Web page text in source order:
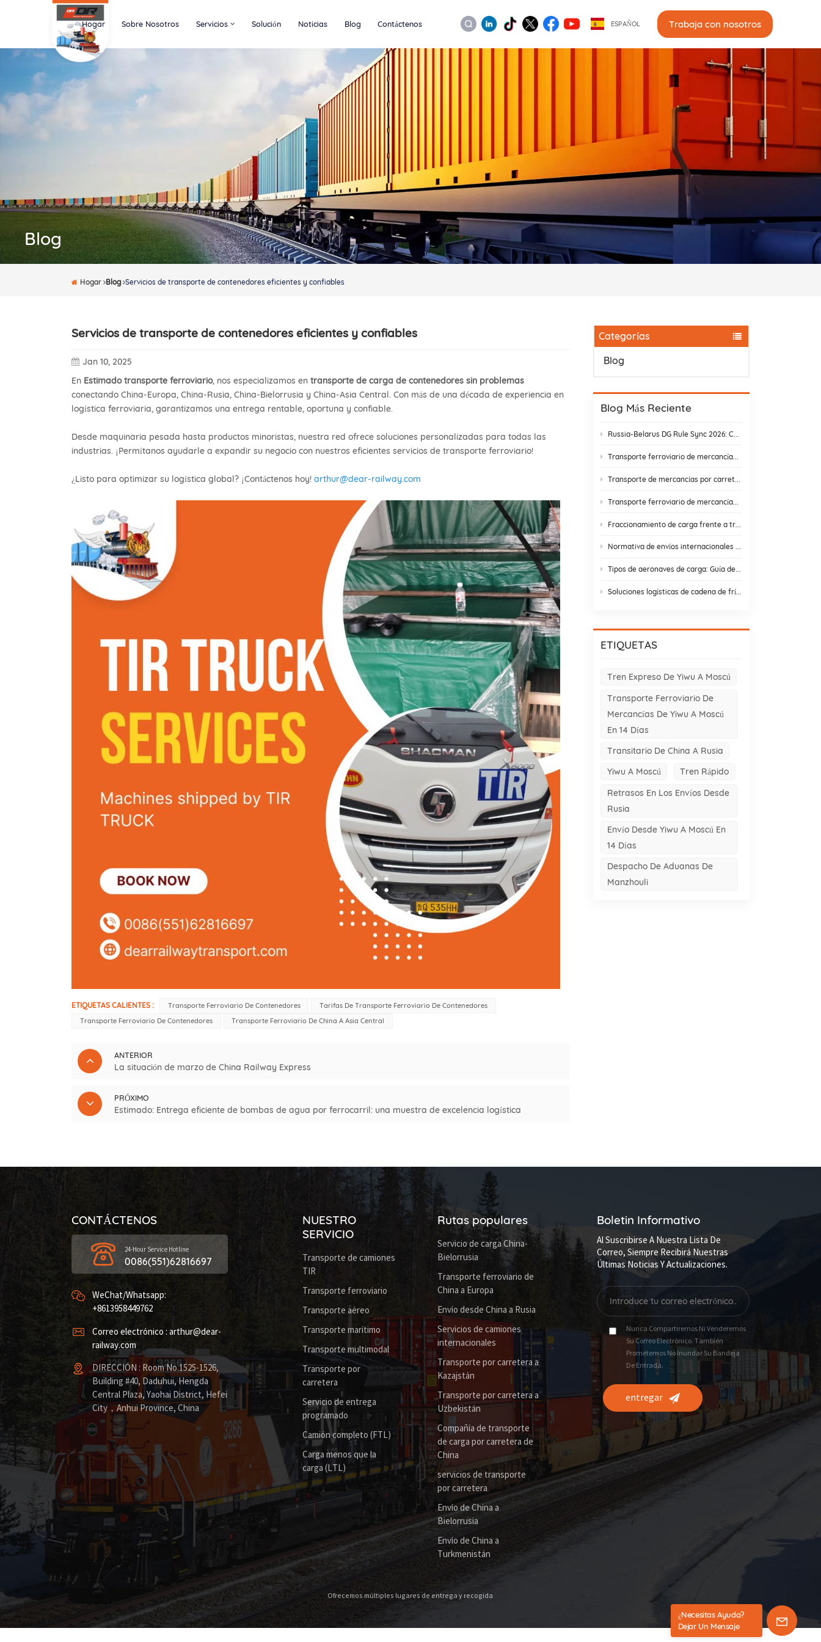
Hogar Sobre Nosotros Servicios Solución Noticias Blog Contáctenos ESPAÑOL Trabaja con nosotros
Blog
Hogar Blog Servicios de transporte de contenedores eficientes y confiables
Categorías
Blog
Blog Más Reciente
Normativa de envíos internacionales y cumplimiento normativo en el comercio electrónico | DR Trans
Tipos de aeronaves de carga: Guía de variantes de aviones de carga para el comercio entre Asia y Europa
Soluciones logísticas de cadena de frío: 9 elementos esenciales y estrategias de diseño
ETIQUETAS
Tren Expreso De Yiwu A Moscú
Transporte Ferroviario De
Mercancías De Yiwu A Moscú
En 14 Días
Transitario De China A Rusia
Yiwu A Moscú
Tren Rápido
Retrasos En Los Envíos Desde
Rusia
Envío Desde Yiwu A Moscú En
14 Días
Despacho De Aduanas De
Manzhouli
Servicios de transporte de contenedores eficientes y confiables
Jan 10, 2025
En Estimado transporte ferroviario, nos especializamos entransporte de carga de contenedores sin problemas
conectando China-Europa, China-Rusia, China-Bielorrusia y China-Asia Central. Con más de una década de experiencia en
logística ferroviaria, garantizamos una entrega rentable, oportuna y confiable.
Desde maquinaria pesada hasta productos minoristas, nuestra red ofrece soluciones personalizadas para todas las
industrias. ¡Permítanos ayudarle a expandir su negocio con nuestros eficientes servicios de transporte ferroviario!
¿Listo para optimizar su logística global? ¡Contáctenos hoy! arthur@dear-railway.com
ETIQUETAS CALIENTES : Transporte Ferroviario De Contenedores
Tarifas De Transporte Ferroviario De Contenedores
Transporte Ferroviario De Contenedores
Transporte Ferroviario De China A Asia Central
ANTERIOR
La situación de marzo de China Railway Express
PRÓXIMO
Estimado: Entrega eficiente de bombas de agua por ferrocarril: una muestra de excelencia logística
CONTÁCTENOS
24-Hour Service Hotline
0086(551)62816697
WeChat/Whatsapp:
+8613958449762
Correo electrónico : arthur@dear-
railway.com
DIRECCIÓN : Room No.1525-1526,
Building #40, Daduhui, Hengda
Central Plaza, Yaohai District, Hefei
City，Anhui Province, China
NUESTRO
SERVICIO
Transporte de camiones
TIR
Transporte ferroviario
Transporte aéreo
Transporte marítimo
Transporte multimodal
Transporte por
carretera
Servicio de entrega
programado
Camión completo (FTL)
Carga menos que la
carga (LTL)
Rutas populares
Servicio de carga China-
Bielorrusia
Transporte ferroviario de
China a Europa
Envío desde China a Rusia
Servicios de camiones
internacionales
Transporte por carretera a
Kazajstán
Transporte por carretera a
Uzbekistán
Compañía de transporte
de carga por carretera de
China
servicios de transporte
por carretera
Envío de China a
Bielorrusia
Envío de China a
Turkmenistán
Boletin Informativo
Al Suscribirse A Nuestra Lista De
Correo, Siempre Recibirá Nuestras
Últimas Noticias Y Actualizaciones.
Nunca Compartiremos Ni Venderemos
Su Correo Electrónico. También
Prometemos No Inundar Su Bandeja
De Entrada.
entregar
Ofrecemos múltiples lugares de entrega y recogida
¿Necesitas Ayuda?
Dejar Un Mensaje